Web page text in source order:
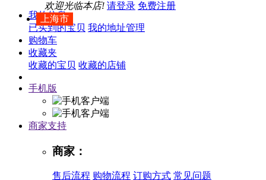
上海市
欢迎光临本店! 请登录 免费注册
我的信息
已买到的宝贝 我的地址管理
购物车
收藏夹
收藏的宝贝 收藏的店铺
手机版
商家支持
商家：
售后流程 购物流程 订购方式 常见问题